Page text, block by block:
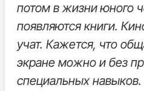
потом в жизни юного
появляются книги.
учат. Кажется, что
экране можно и без
специальных